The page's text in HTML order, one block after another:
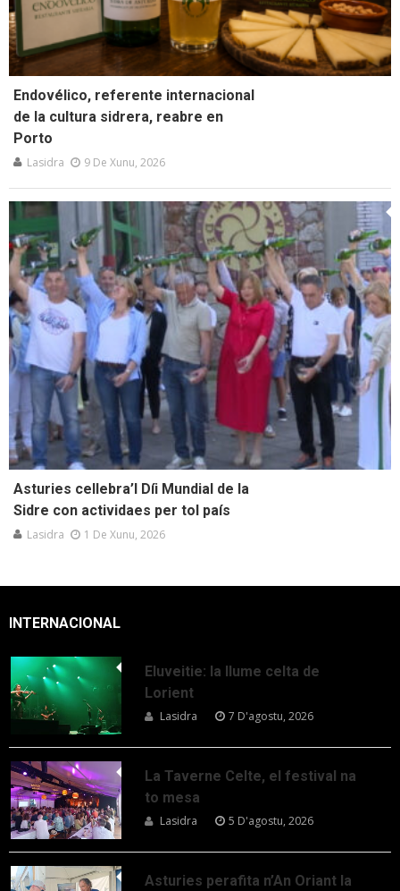
Endovélico, referente internacional
de la cultura sidrera, reabre en
Porto
Lasidra 9 De Xunu, 2026
Asturies cellebra’l Díi Mundial de la
Sidre con actividaes per tol país
Lasidra 1 De Xunu, 2026
INTERNACIONAL
Eluveitie: la llume celta de
Lorient
Lasidra 7 D'agostu, 2026
La Taverne Celte, el festival na
to mesa
Lasidra 5 D'agostu, 2026
Asturies perafita n’An Oriant la